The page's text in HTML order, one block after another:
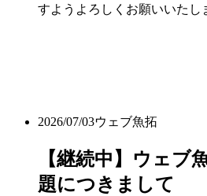
すようよろしくお願いいたし
2026/07/03ウェブ魚拓
【継続中】ウェブ
題につきまして